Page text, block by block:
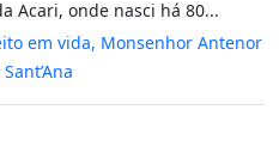
Acari, onde nasci há 80...
em vida, Monsenhor Antenor